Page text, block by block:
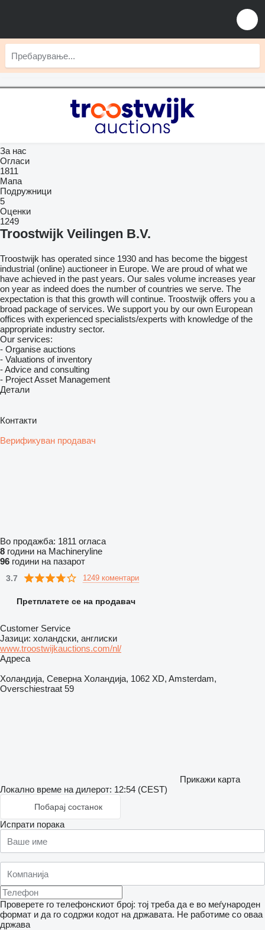
За нас
Огласи
1811
Мапа
Подружници
5
Оценки
1249
Troostwijk Veilingen B.V.
Troostwijk has operated since 1930 and has become the biggest
industrial (online) auctioneer in Europe. We are proud of what we
have achieved in the past years. Our sales volume increases year
on year as indeed does the number of countries we serve. The
expectation is that this growth will continue. Troostwijk offers you a
broad package of services. We support you by our own European
offices with experienced specialists/experts with knowledge of the
appropriate industry sector.
Our services:
- Organise auctions
- Valuations of inventory
- Advice and consulting
- Project Asset Management
Детали
Контакти
Верификуван продавач
Во продажба: 1811 огласа
8 години на Machineryline
96 години на пазарот
3.7 1249 коментари
Претплатете се на продавач
Customer Service
Јазици: холандски, англиски
www.troostwijkauctions.com/nl/
Адреса
Холандија, Северна Холандија, 1062 XD, Amsterdam,
Overschiestraat 59
Прикажи карта
Локално време на дилерот: 12:54 (CEST)
Побарај состанок
Испрати порака
Проверете го телефонскиот број: тој треба да е во меѓународен
формат и да го содржи кодот на државата. Не работиме со оваа
држава